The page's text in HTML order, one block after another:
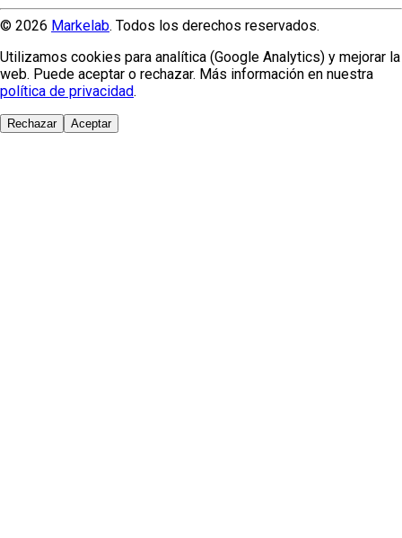
© 2026 Markelab. Todos los derechos reservados.
Utilizamos cookies para analítica (Google Analytics) y mejorar la
web. Puede aceptar o rechazar. Más información en nuestra
política de privacidad.
Rechazar Aceptar